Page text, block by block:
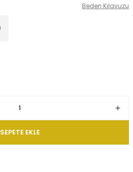
Beden Kılavuzu
SEPETE EKLE